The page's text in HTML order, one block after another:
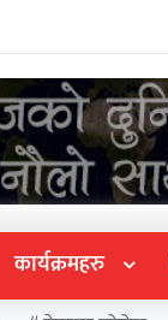
कार्यक्रमहरु